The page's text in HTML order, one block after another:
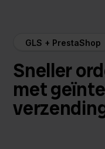
GLS + PrestaShop
Sneller
met